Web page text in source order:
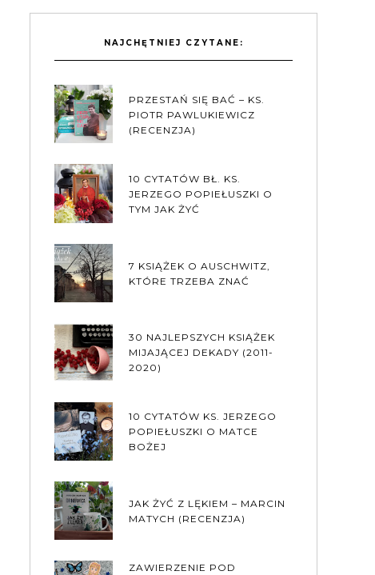
NAJCHĘTNIEJ CZYTANE:
PRZESTAŃ SIĘ BAĆ – KS.
PIOTR PAWLUKIEWICZ
(RECENZJA)
10 CYTATÓW BŁ. KS.
JERZEGO POPIEŁUSZKI O
TYM JAK ŻYĆ
7 KSIĄŻEK O AUSCHWITZ,
KTÓRE TRZEBA ZNAĆ
30 NAJLEPSZYCH KSIĄŻEK
MIJAJĄCEJ DEKADY (2011-
2020)
10 CYTATÓW KS. JERZEGO
POPIEŁUSZKI O MATCE
BOŻEJ
JAK ŻYĆ Z LĘKIEM – MARCIN
MATYCH (RECENZJA)
ZAWIERZENIE POD